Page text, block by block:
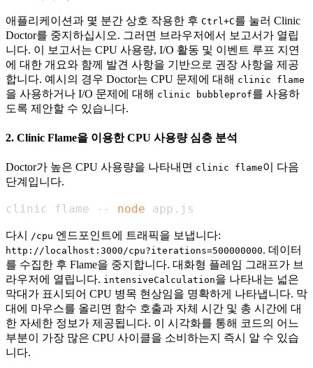
애플리케이션과 몇 분간 상호 작용한 후 Ctrl+C를 눌러 Clinic
Doctor를 중지하십시오. 그러면 브라우저에서 보고서가 열립
니다. 이 보고서는 CPU 사용량, I/O 활동 및 이벤트 루프 지연
에 대한 개요와 함께 발견 사항을 기반으로 권장 사항을 제공
합니다. 예시의 경우 Doctor는 CPU 문제에 대해 clinic flame
을 사용하거나 I/O 문제에 대해 clinic bubbleprof를 사용하
도록 제안할 수 있습니다.
2. Clinic Flame을 이용한 CPU 사용량 심층 분석
Doctor가 높은 CPU 사용량을 나타내면 clinic flame이 다음
단계입니다.
clinic flame -- node app.js
다시 /cpu 엔드포인트에 트래픽을 보냅니다:
http://localhost:3000/cpu?iterations=500000000. 데이터
를 수집한 후 Flame을 중지합니다. 대화형 플레임 그래프가 브
라우저에 열립니다. intensiveCalculation을 나타내는 넓은
막대가 표시되어 CPU 병목 현상임을 명확하게 나타냅니다. 막
대에 마우스를 올리면 함수 호출과 자체 시간 및 총 시간에 대
한 자세한 정보가 제공됩니다. 이 시각화를 통해 코드의 어느
부분이 가장 많은 CPU 사이클을 소비하는지 즉시 알 수 있습
니다.